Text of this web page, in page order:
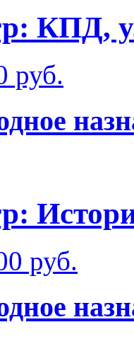
КПД,
руб.
руб.